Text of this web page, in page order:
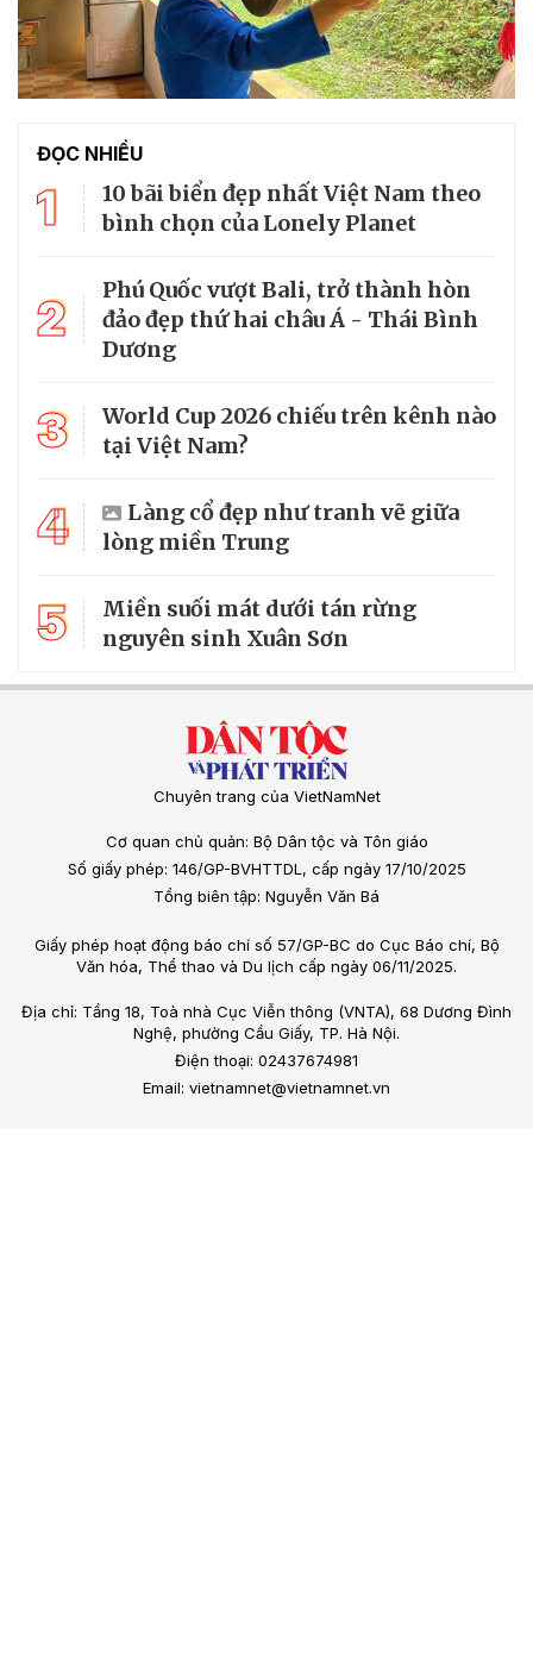
ĐỌC NHIỀU
1
10 bãi biển đẹp nhất Việt Nam theo
bình chọn của Lonely Planet
2
Phú Quốc vượt Bali, trở thành hòn
đảo đẹp thứ hai châu Á - Thái Bình
Dương
3
World Cup 2026 chiếu trên kênh nào
tại Việt Nam?
4
Làng cổ đẹp như tranh vẽ giữa
lòng miền Trung
5
Miền suối mát dưới tán rừng
nguyên sinh Xuân Sơn
Chuyên trang của VietNamNet
Cơ quan chủ quản: Bộ Dân tộc và Tôn giáo
Số giấy phép: 146/GP-BVHTTDL, cấp ngày 17/10/2025
Tổng biên tập: Nguyễn Văn Bá
Giấy phép hoạt động báo chí số 57/GP-BC do Cục Báo chí, Bộ
Văn hóa, Thể thao và Du lịch cấp ngày 06/11/2025.
Địa chỉ: Tầng 18, Toà nhà Cục Viễn thông (VNTA), 68 Dương Đình
Nghệ, phường Cầu Giấy, TP. Hà Nội.
Điện thoại: 02437674981
Email: vietnamnet@vietnamnet.vn